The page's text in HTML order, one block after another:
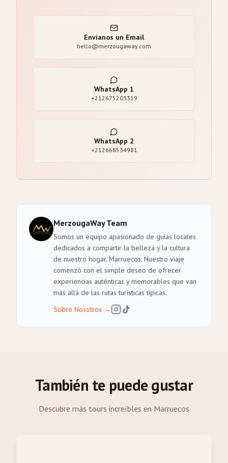
Envíanos un Email
hello@merzougaway.com
WhatsApp 1
+212675203319
WhatsApp 2
+212668534981
MerzougaWay Team
Somos un equipo apasionado de guías locales
dedicados a compartir la belleza y la cultura
de nuestro hogar, Marruecos. Nuestro viaje
comenzó con el simple deseo de ofrecer
experiencias auténticas y memorables que van
más allá de las rutas turísticas típicas.
Sobre Nosotros →
También te puede gustar
Descubre más tours increíbles en Marruecos